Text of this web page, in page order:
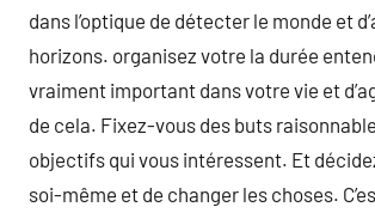
dans l’optique de détecter le monde et
horizons. organisez votre la durée
vraiment important dans votre vie et
de cela. Fixez-vous des buts
objectifs qui vous intéressent. Et
soi-même et de changer les choses.